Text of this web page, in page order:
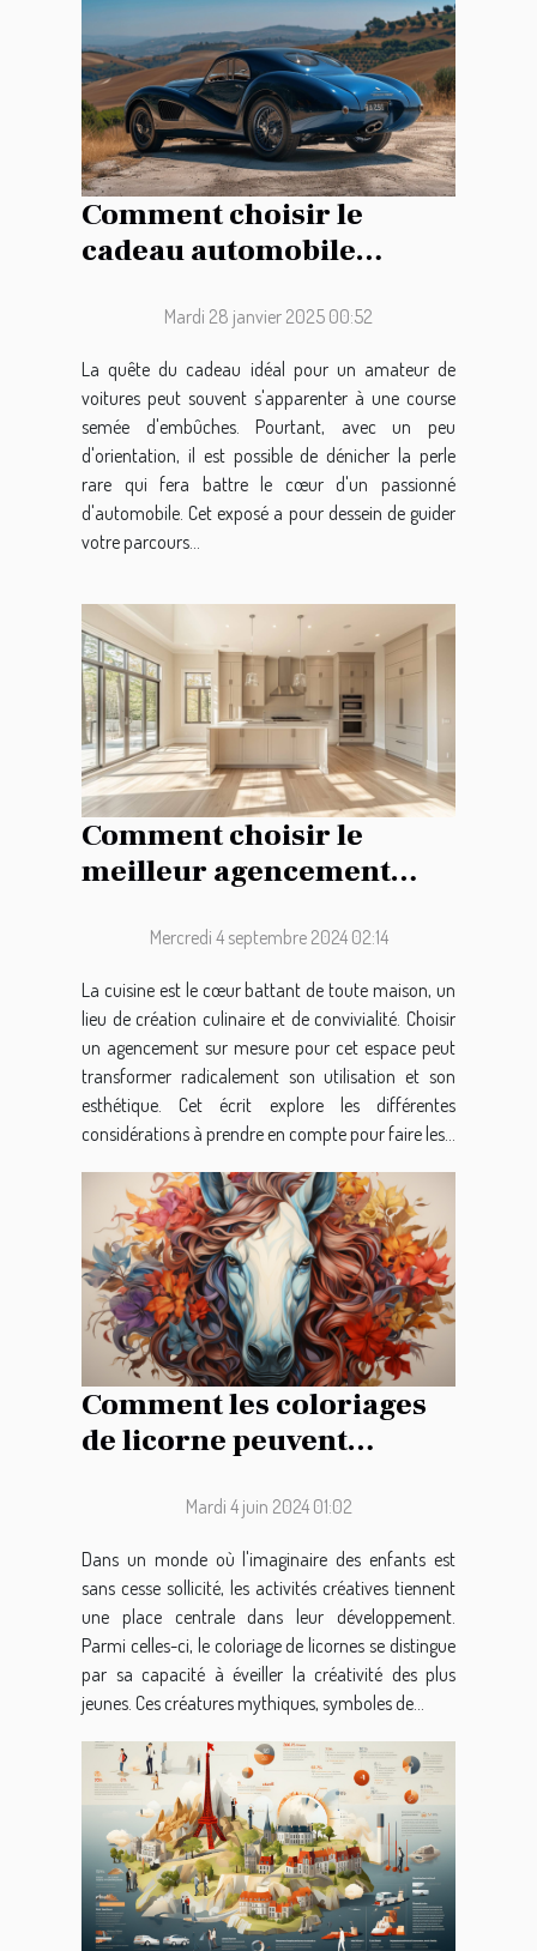
Comment choisir le
cadeau automobile
passionnés de voitures
Mardi 28 janvier 2025 00:52
La quête du cadeau idéal pour un amateur de
voitures peut souvent s'apparenter à une course
semée d'embûches. Pourtant, avec un peu
d'orientation, il est possible de dénicher la perle
rare qui fera battre le cœur d'un passionné
d'automobile. Cet exposé a pour dessein de guider
votre parcours...
Comment choisir le
meilleur agencement
mesureMercredi 4 septembre 2024 02:14
La cuisine est le cœur battant de toute maison, un
lieu de création culinaire et de convivialité. Choisir
un agencement sur mesure pour cet espace peut
transformer radicalement son utilisation et son
esthétique. Cet écrit explore les différentes
considérations à prendre en compte pour faire les...
Comment les coloriages
de licorne peuvent
développement créatif
chez les enfants
Mardi 4 juin 2024 01:02
Dans un monde où l'imaginaire des enfants est
sans cesse sollicité, les activités créatives tiennent
une place centrale dans leur développement.
Parmi celles-ci, le coloriage de licornes se distingue
par sa capacité à éveiller la créativité des plus
jeunes. Ces créatures mythiques, symboles de...